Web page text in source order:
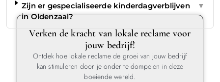
Zijn er gespecialiseerde kinderdagverblijven
in Oldenzaal?
▼
Verken de kracht van lokale reclame voor
jouw bedrijf!
Ontdek hoe lokale reclame de groei van jouw bedrijf
kan stimuleren door je onder te dompelen in deze
boeiende wereld.